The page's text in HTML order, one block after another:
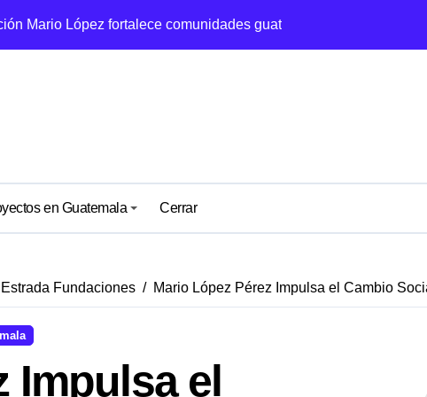
Mario López fortalece comunidades guatemaltecas
están cambiando Guatemala
educación de Guatemala
por la responsabilidad social
fundaciones en Guatemala
con el desarrollo social desde la Fundación Mario López Estrada
en Guatemala Cerrar
Fundaciones Mario López Pérez Impulsa el Cambio
Impulsa el